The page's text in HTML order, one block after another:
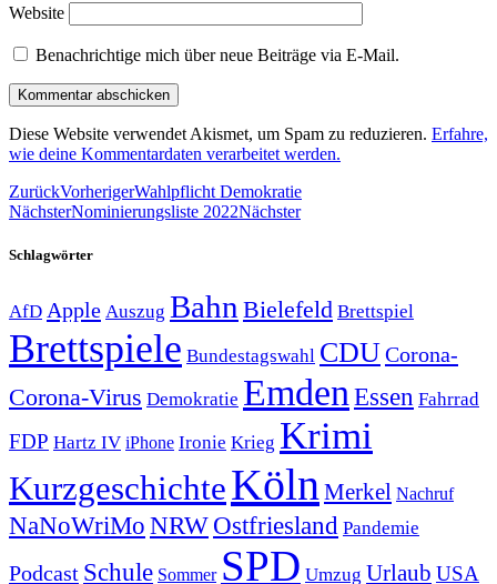
Website
Benachrichtige mich über neue Beiträge via E-Mail.
Diese Website verwendet Akismet, um Spam zu reduzieren. Erfahre,
wie deine Kommentardaten verarbeitet werden.
ZurückVorherigerWahlpflicht Demokratie
NächsterNominierungsliste 2022Nächster
Schlagwörter
AfD Apple Auszug Bahn Bielefeld Brettspiel
Brettspiele Bundestagswahl CDUCorona-
Corona-Virus Demokratie Emden Essen Fahrrad
FDP Hartz IV iPhone Ironie Krieg Krimi
KurzgeschichteKölnMerkel Nachruf
NaNoWriMo NRWOstfriesland Pandemie
Podcast Schule Sommer SPD Umzug Urlaub USA